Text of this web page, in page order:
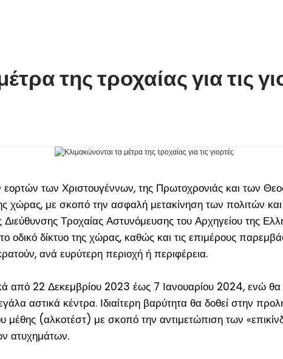
της τροχαίας για τις
των Χριστουγέννων, της Πρωτοχρονιάς και των
χώρας, με σκοπό την ασφαλή μετακίνηση των πολιτών
Τροχαίας Αστυνόμευσης του Αρχηγείου της
δίκτυο της χώρας, καθώς και τις επιμέρους
ανά ευρύτερη περιοχή ή περιφέρεια.
από 22 Δεκεμβρίου 2023 έως 7 Ιανουαρίου 2024, ενώ
αστικά κέντρα. Ιδιαίτερη βαρύτητα θα δοθεί στην
μέθης (αλκοτέστ) με σκοπό την αντιμετώπιση των
ατυχημάτων.